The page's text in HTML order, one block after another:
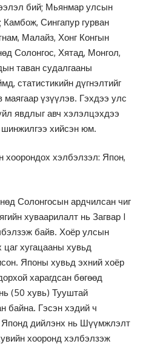
бий; Мьянмар улсын
Сингапур гурван
Малайз, Хонг Конгын
Солонгос, Хятад, Монгол,
таван судалгааны
статистикийн дүгнэлтийг
маягаар үзүүлэв. Гэхдээ улс
явдлыг авч хэлэлцэхдээ
хийсэн юм.
хоорондох хэлбэлзэл: Япон,
Солонгосын ардчилсан чиг
хуваарилалт нь Загвар I
байв. Хоёр улсын
цаг хугацааны хувьд
Японы хувьд эхний хоёр
харагдсан бөгөөд
(50 хувь) Тууштай
байна. Гэсэн хэдий ч
Японд дийлэнх нь Шүүмжлэлт
хооронд хэлбэлзэж